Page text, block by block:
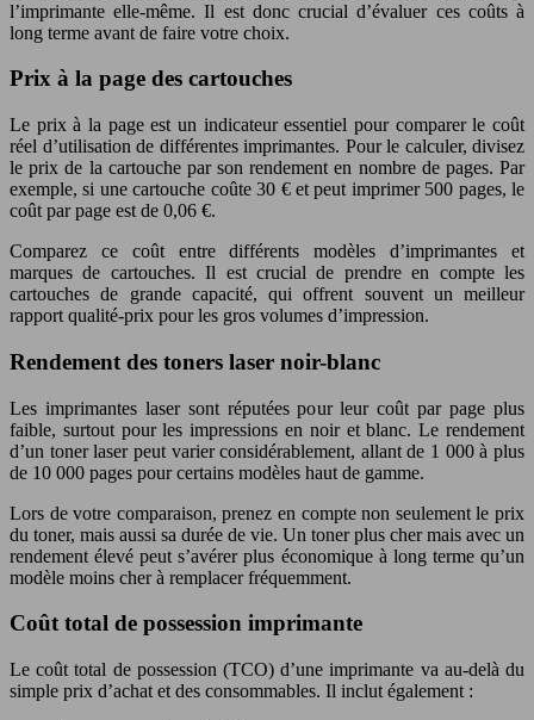
l’imprimante elle-même. Il est donc crucial d’évaluer ces coûts à
long terme avant de faire votre choix.
Prix à la page des cartouches
Le prix à la page est un indicateur essentiel pour comparer le coût
réel d’utilisation de différentes imprimantes. Pour le calculer, divisez
le prix de la cartouche par son rendement en nombre de pages. Par
exemple, si une cartouche coûte 30 € et peut imprimer 500 pages, le
coût par page est de 0,06 €.
Comparez ce coût entre différents modèles d’imprimantes et
marques de cartouches. Il est crucial de prendre en compte les
cartouches de grande capacité, qui offrent souvent un meilleur
rapport qualité-prix pour les gros volumes d’impression.
Rendement des toners laser noir-blanc
Les imprimantes laser sont réputées pour leur coût par page plus
faible, surtout pour les impressions en noir et blanc. Le rendement
d’un toner laser peut varier considérablement, allant de 1 000 à plus
de 10 000 pages pour certains modèles haut de gamme.
Lors de votre comparaison, prenez en compte non seulement le prix
du toner, mais aussi sa durée de vie. Un toner plus cher mais avec un
rendement élevé peut s’avérer plus économique à long terme qu’un
modèle moins cher à remplacer fréquemment.
Coût total de possession imprimante
Le coût total de possession (TCO) d’une imprimante va au-delà du
simple prix d’achat et des consommables. Il inclut également :